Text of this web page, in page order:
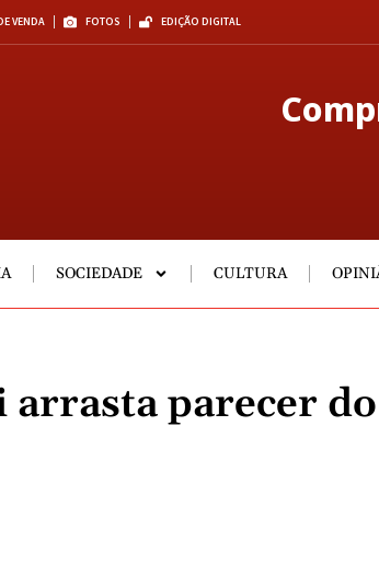
VENDA FOTOS EDIÇÃO DIGITAL
SOCIEDADE CULTURA
parecer do